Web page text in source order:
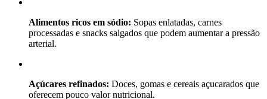
Alimentos ricos em sódio: Sopas enlatadas, carnes
processadas e snacks salgados que podem aumentar a pressão
arterial.
Açúcares refinados: Doces, gomas e cereais açucarados que
oferecem pouco valor nutricional.